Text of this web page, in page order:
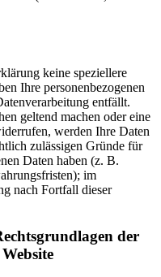
keine speziellere
Ihre personenbezogenen
entfällt.
geltend machen oder eine
werden Ihre Daten
zulässigen Gründe für
Daten haben (z. B.
im
nach Fortfall dieser
der